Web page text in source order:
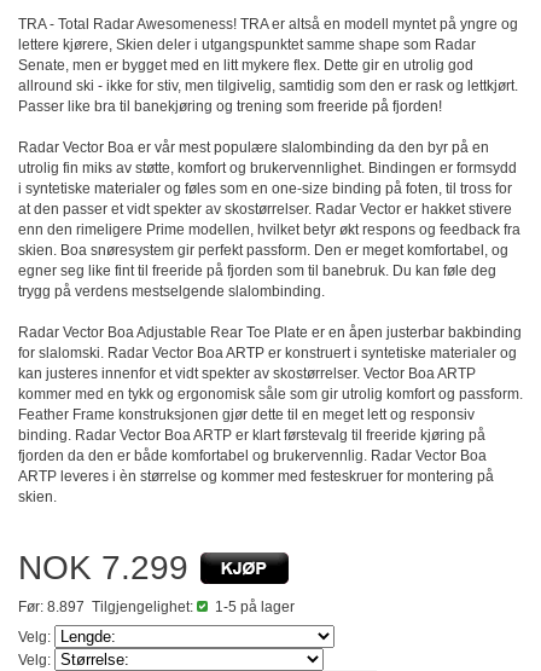
TRA - Total Radar Awesomeness! TRA er altså en modell myntet på yngre og
lettere kjørere, Skien deler i utgangspunktet samme shape som Radar
Senate, men er bygget med en litt mykere flex. Dette gir en utrolig god
allround ski - ikke for stiv, men tilgivelig, samtidig som den er rask og lettkjørt.
Passer like bra til banekjøring og trening som freeride på fjorden!
Radar Vector Boa er vår mest populære slalombinding da den byr på en
utrolig fin miks av støtte, komfort og brukervennlighet. Bindingen er formsydd
i syntetiske materialer og føles som en one-size binding på foten, til tross for
at den passer et vidt spekter av skostørrelser. Radar Vector er hakket stivere
enn den rimeligere Prime modellen, hvilket betyr økt respons og feedback fra
skien. Boa snøresystem gir perfekt passform. Den er meget komfortabel, og
egner seg like fint til freeride på fjorden som til banebruk. Du kan føle deg
trygg på verdens mestselgende slalombinding.
Radar Vector Boa Adjustable Rear Toe Plate er en åpen justerbar bakbinding
for slalomski. Radar Vector Boa ARTP er konstruert i syntetiske materialer og
kan justeres innenfor et vidt spekter av skostørrelser. Vector Boa ARTP
kommer med en tykk og ergonomisk såle som gir utrolig komfort og passform.
Feather Frame konstruksjonen gjør dette til en meget lett og responsiv
binding. Radar Vector Boa ARTP er klart førstevalg til freeride kjøring på
fjorden da den er både komfortabel og brukervennlig. Radar Vector Boa
ARTP leveres i èn størrelse og kommer med festeskruer for montering på
skien.
NOK 7.299
Før: 8.897 Tilgjengelighet:
1-5 på lager
Velg:
Velg: